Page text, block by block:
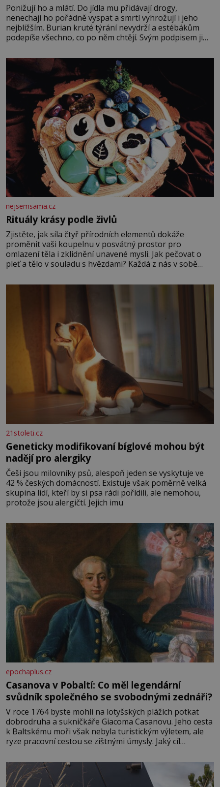
Ponižují ho a mlátí. Do jídla mu přidávají drogy,
nenechají ho pořádně vyspat a smrtí vyhrožují i jeho
nejbližším. Burian kruté týrání nevydrží a estébákům
podepíše všechno, co po něm chtějí. Svým podpisem jim
fyzický ani psychický nátlak. Syn brněnského řezníka
chce být knězem a
nejsemsama.cz
Rituály krásy podle živlů
Zjistěte, jak síla čtyř přírodních elementů dokáže
proměnit vaši koupelnu v posvátný prostor pro
omlazení těla i zklidnění unavené mysli. Jak pečovat o
pleť a tělo v souladu s hvězdami? Každá z nás v sobě
povaze, ale i v potřebách naší pokožky. Ohnivá znamení
Ženy narozené ve znamení Berana, Lva a Střelce v sobě
nesou žár, odvahu a neutuchající elán. Vaše
21stoleti.cz
Geneticky modifikovaní bíglové mohou být
nadějí pro alergiky
Češi jsou milovníky psů, alespoň jeden se vyskytuje ve
42 % českých domácností. Existuje však poměrně velká
skupina lidí, kteří by si psa rádi pořídili, ale nemohou,
protože jsou alergičtí. Jejich imu
epochaplus.cz
Casanova v Pobaltí: Co měl legendární
svůdník společného se svobodnými zednáři?
V roce 1764 byste mohli na lotyšských plážích potkat
dobrodruha a sukničkáře Giacoma Casanovu. Jeho cesta
k Baltskému moři však nebyla turistickým výletem, ale
ryze pracovní cestou se zištnými úmysly. Jaký cíl
lotyšské Rigy? Casanova v Pobaltí kontaktoval tamní
zednářské lóže. Nebyl v této oblasti žádným nováčkem,
protože do zednářské